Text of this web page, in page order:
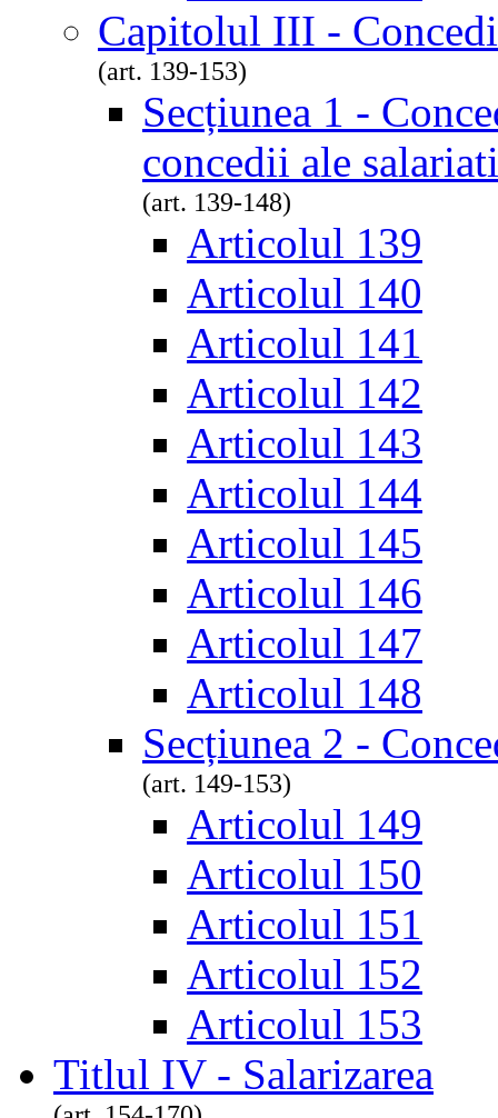
Capitolul III -
(art. 139-153)
Secțiunea 1 -
concedii ale
(art. 139-148)
Articolul 139
Articolul 140
Articolul 141
Articolul 142
Articolul 143
Articolul 144
Articolul 145
Articolul 146
Articolul 147
Articolul 148
Secțiunea 2 -
(art. 149-153)
Articolul 149
Articolul 150
Articolul 151
Articolul 152
Articolul 153
Titlul IV - Salarizarea